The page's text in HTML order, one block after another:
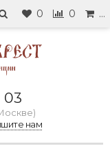
0 0 …
03
нам